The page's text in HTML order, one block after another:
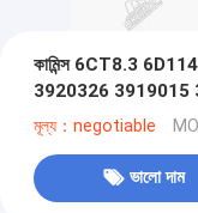
কামিন্স 6CT8.3 6D114
3920326 3919015
মূল্য：negotiable
ভালো দাম